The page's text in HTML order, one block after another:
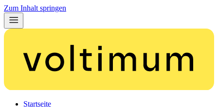
Zum Inhalt springen
Startseite